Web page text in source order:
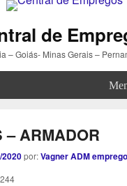
de
– Goiás- Minas Gerais –
– ARMADOR
2020por:Vagner ADM
244